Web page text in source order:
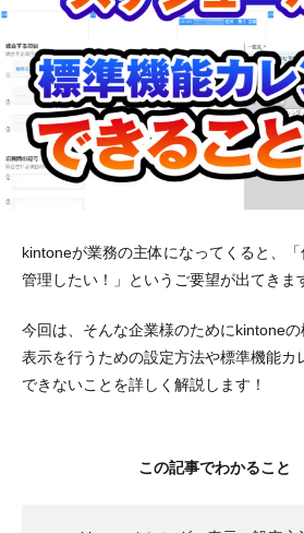
kintoneが業務の主体になってくると、
管理したい！」というご要望が出てきま
今回は、そんな企業様のためにkintone
表示を行うための設定方法や標準機能カ
できないことを詳しく解説します！
この記事でわかること